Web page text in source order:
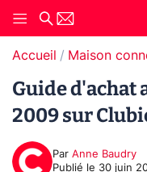
Accueil Maison
Guide d'achat
2009 sur
Par Anne Baudry
Publié le 30 juin